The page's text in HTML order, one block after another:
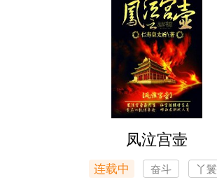
凤泣宫壸
连载中 奋斗
丫鬟